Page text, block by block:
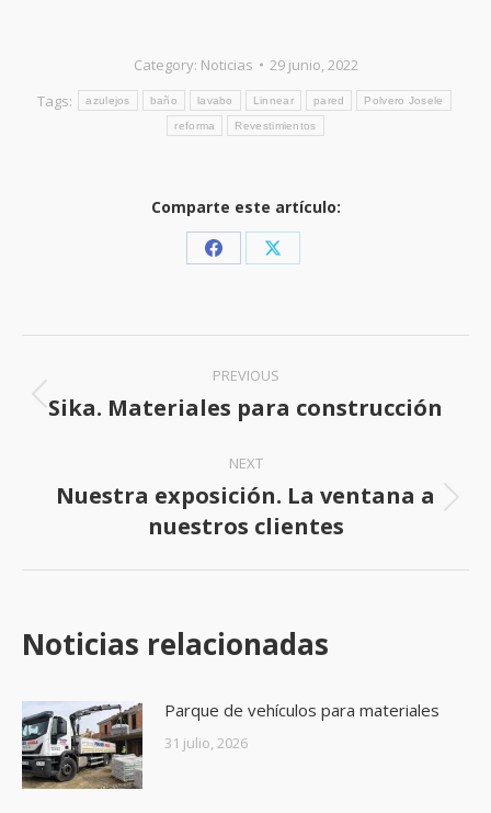
Category: Noticias
29 junio, 2022
Tags:
azulejos baño lavabo Linnear pared Polvero Josele
reforma Revestimientos
Comparte este artículo:
Share
Facebook
Share
X
navigationPREVIOUS
Previous
Sika. Materiales para construcción
NEXT
Next
post:
Nuestra exposición. La ventana a
nuestros clientes
Noticias relacionadas
Parque de vehículos para materiales
31 julio, 2026